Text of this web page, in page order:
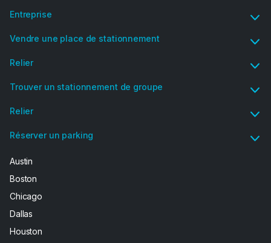
Entreprise
Vendre une place de stationnement
Relier
Trouver un stationnement de groupe
Relier
Réserver un parking
Austin
Boston
Chicago
Dallas
Houston